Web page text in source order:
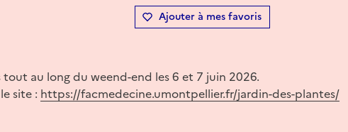
Ajouter à mes favoris
tout au long du weend-end les 6 et 7 juin 2026.
site : https://facmedecine.umontpellier.fr/jardin-des-plantes/